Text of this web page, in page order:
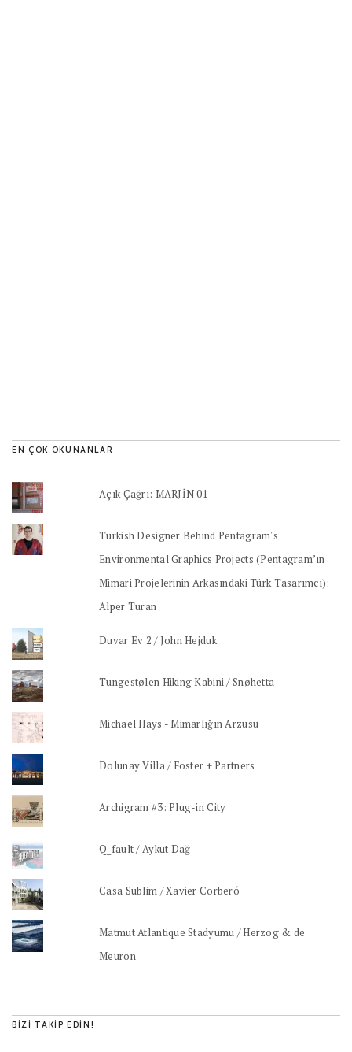
EN ÇOK OKUNANLAR
Açık Çağrı: MARJİN 01
Turkish Designer Behind Pentagram's
Environmental Graphics Projects (Pentagram’ın
Mimari Projelerinin Arkasındaki Türk Tasarımcı):
Alper Turan
Duvar Ev 2 / John Hejduk
Tungestølen Hiking Kabini / Snøhetta
Michael Hays - Mimarlığın Arzusu
Dolunay Villa / Foster + Partners
Archigram #3: Plug-in City
Q_fault / Aykut Dağ
Casa Sublim / Xavier Corberó
Matmut Atlantique Stadyumu / Herzog & de
Meuron
BIZI TAKIP EDIN!